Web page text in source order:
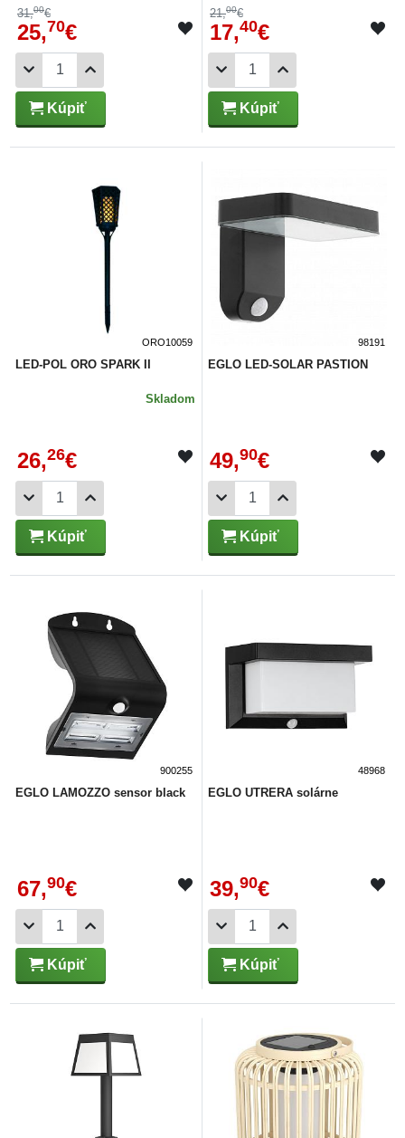
31,00€
25,70€
Kúpiť
21,00€
17,40€
Kúpiť
ORO10059
LED-POL ORO SPARK II
Skladom
26,26€
Kúpiť
98191
EGLO LED-SOLAR PASTION
49,90€
Kúpiť
900255
EGLO LAMOZZO sensor black
67,90€
Kúpiť
48968
EGLO UTRERA solárne
39,90€
Kúpiť